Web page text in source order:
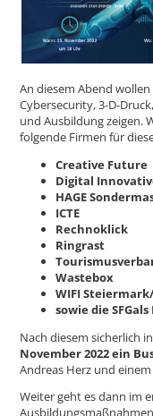
An diesem Abend
Cybersecurity, 3-D-
und Ausbildung zeigen.
folgende Firmen für
Creative Future
Digital
HAGE
ICTE
Rechnoklick
Ringrast
Wastebox
WIFI
sowiedie SFGals
Nach diesem sicherlich
November 2022 ein
Andreas Herz und
Weiter geht es dann im